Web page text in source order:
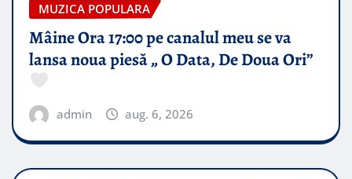
MUZICA POPULARA
Mâine Ora 17:00 pe canalul meu se va
lansa noua piesă „ O Data, De Doua Ori”
admin aug. 6, 2026